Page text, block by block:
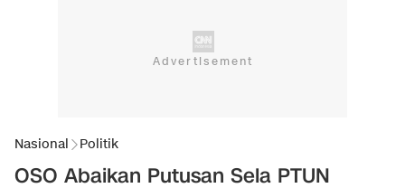
Nasional Politik
OSO Abaikan Putusan Sela PTUN